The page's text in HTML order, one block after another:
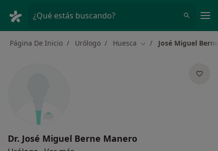
¿Qué estás buscando?
Página De Inicio Urólogo Huesca Cambiar de ciudad
José Miguel
Dr. José Miguel Berne Manero